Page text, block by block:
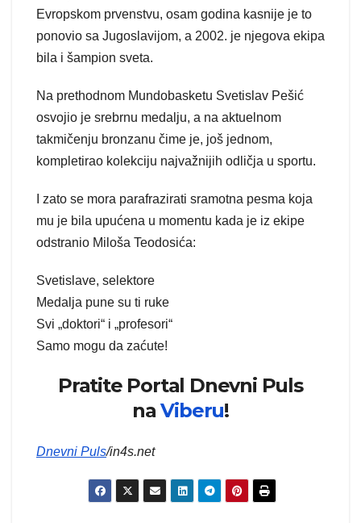
Evropskom prvenstvu, osam godina kasnije je to
ponovio sa Jugoslavijom, a 2002. je njegova ekipa
bila i šampion sveta.
Na prethodnom Mundobasketu Svetislav Pešić
osvojio je srebrnu medalju, a na aktuelnom
takmičenju bronzanu čime je, još jednom,
kompletirao kolekciju najvažnijih odličja u sportu.
I zato se mora parafrazirati sramotna pesma koja
mu je bila upućena u momentu kada je iz ekipe
odstranio Miloša Teodosića:
Svetislave, selektore
Medalja pune su ti ruke
Svi „doktori“ i „profesori“
Samo mogu da zaćute!
Pratite Portal Dnevni Puls
naViberu!
Dnevni Puls/in4s.net